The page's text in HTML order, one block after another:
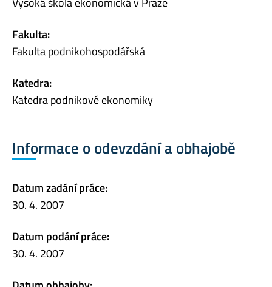
Fakulta:
Fakulta podnikohospodářská
Katedra:
Katedra podnikové ekonomiky
Informace o odevzdání a obhajobě
Datum zadání práce:
30. 4. 2007
Datum podání práce:
30. 4. 2007